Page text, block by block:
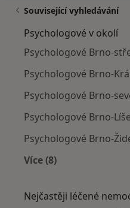
Související vyhledávání
Psychologové v okolí
Psychologové Brno-
Psychologové Brno-
Psychologové Brno-
Psychologové Brno-
Psychologové Brno-
Více (8)
Nejčastěji léčené